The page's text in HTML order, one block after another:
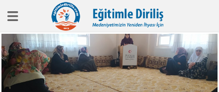
Eğitim İlkelerimiz
Haber
Köşe Yazıları
Biyografi